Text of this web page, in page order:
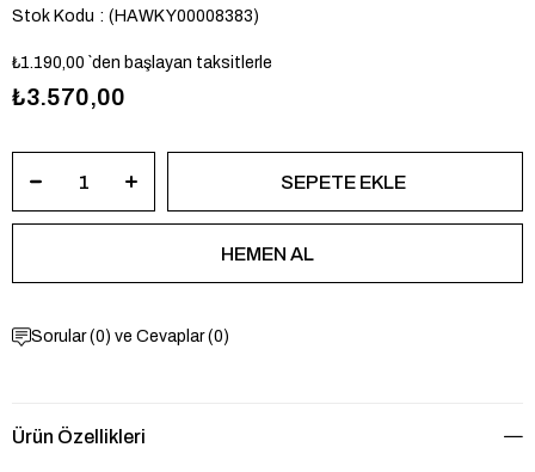
Stok Kodu (HAWK Y00008383)
₺1.190,00 `den başlayan taksitlerle
₺3.570,00
Sorular (0) ve Cevaplar (0)
Ürün Özellikleri